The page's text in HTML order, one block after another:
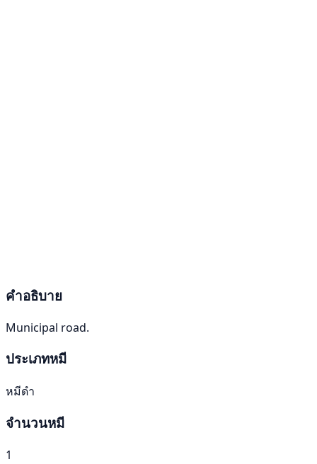
คำอธิบาย
Municipal road.
ประเภทหมี
หมีดำ
จำนวนหมี
1